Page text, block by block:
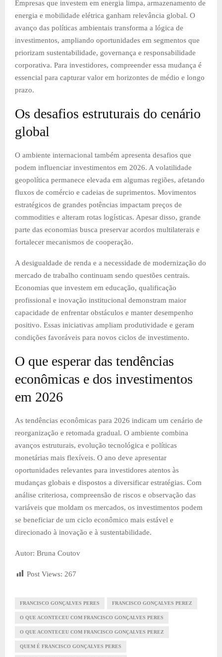
Empresas que investem em energia limpa, armazenamento de
energia e mobilidade elétrica ganham relevância global. O
avanço das políticas ambientais transforma a lógica de
investimentos, ampliando oportunidades em segmentos que
priorizam sustentabilidade, governança e responsabilidade
corporativa. Para investidores, compreender essa mudança é
essencial para capturar valor em horizontes de médio e longo
prazo.
Os desafios estruturais do cenário
global
O ambiente internacional também apresenta desafios que
podem influenciar investimentos em 2026. A volatilidade
geopolítica permanece elevada em algumas regiões, afetando
fluxos de comércio e cadeias de suprimentos. Movimentos
estratégicos de grandes potências impactam preços de
commodities e alteram rotas logísticas. Apesar disso, grande
parte das economias busca preservar acordos multilaterais e
fortalecer mecanismos de cooperação.
A desigualdade de renda e a necessidade de modernização do
mercado de trabalho continuam sendo questões centrais.
Economias que investem em educação, qualificação
profissional e inovação institucional demonstram maior
capacidade de enfrentar obstáculos e manter desempenho
positivo. Essas iniciativas ampliam produtividade e geram
condições favoráveis para novos ciclos de investimento.
O que esperar das tendências
econômicas e dos investimentos
em 2026
As tendências econômicas para 2026 indicam um cenário de
reorganização e retomada gradual. O ambiente combina
avanços estruturais, evolução tecnológica e políticas
monetárias mais flexíveis. O ano deve apresentar
oportunidades relevantes para investidores atentos às
mudanças globais e dispostos a diversificar estratégias. Com
análise criteriosa, compreensão de riscos e observação das
variáveis que moldam os mercados, os investimentos podem
se beneficiar de um ciclo econômico mais estável e
direcionado à inovação e à sustentabilidade.
Autor: Bruna Coutov
Post Views: 267
FRANCISCO GONÇALVES PERES FRANCISCO GONÇALVES PEREZ
O QUE ACONTECEU COM FRANCISCO GONÇALVES PERES
O QUE ACONTECEU COM FRANCISCO GONÇALVES PEREZ
QUEM É FRANCISCO GONÇALVES PERES